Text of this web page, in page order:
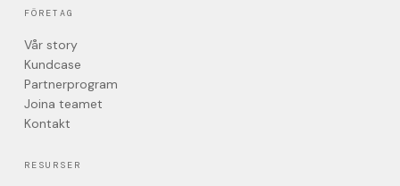
FÖRETAG
Vår story
Kundcase
Partnerprogram
Joina teamet
Kontakt
RESURSER